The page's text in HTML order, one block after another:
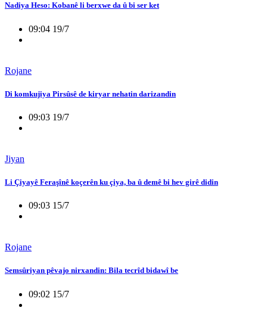
Nadiya Heso: Kobanê li berxwe da û bi ser ket
09:04 19/7
Rojane
Di komkujiya Pirsûsê de kiryar nehatin darizandin
09:03 19/7
Jiyan
Li Çiyayê Feraşînê koçerên ku çiya, ba û demê bi hev girê didin
09:03 15/7
Rojane
Semsûriyan pêvajo nirxandin: Bila tecrîd bidawî be
09:02 15/7